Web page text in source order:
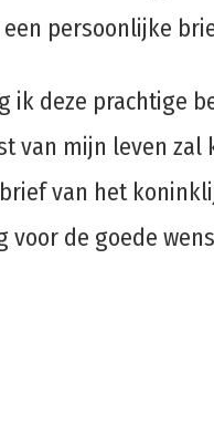
persoonlijke
ik deze prachtige
van mijn leven zal
van het
voor de goede